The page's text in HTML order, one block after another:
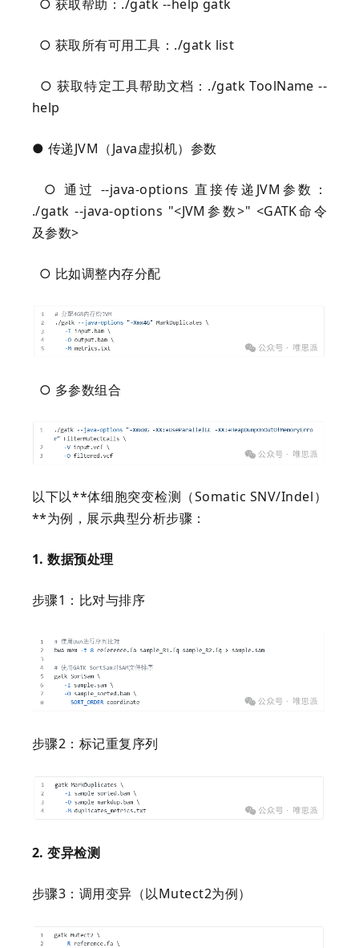
○ 获取帮助：./gatk --help gatk
○ 获取所有可用工具：./gatk list
○ 获取特定工具帮助文档：./gatk ToolName --
help
● 传递JVM（Java虚拟机）参数
○ 通过 --java-options 直接传递JVM参数：
./gatk --java-options "<JVM参数>" <GATK命令
及参数>
○ 比如调整内存分配
○ 多参数组合
以下以**体细胞突变检测（Somatic SNV/Indel）
**为例，展示典型分析步骤：
1. 数据预处理
步骤1：比对与排序
步骤2：标记重复序列
2. 变异检测
步骤3：调用变异（以Mutect2为例）